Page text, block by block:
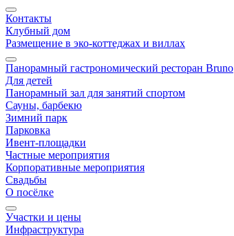
Контакты
Клубный дом
Размещение в эко-коттеджах и виллах
Панорамный гастрономический ресторан Bruno
Для детей
Панорамный зал для занятий спортом
Сауны, барбекю
Зимний парк
Парковка
Ивент-площадки
Частные мероприятия
Корпоративные мероприятия
Свадьбы
О посёлке
Участки и цены
Инфраструктура